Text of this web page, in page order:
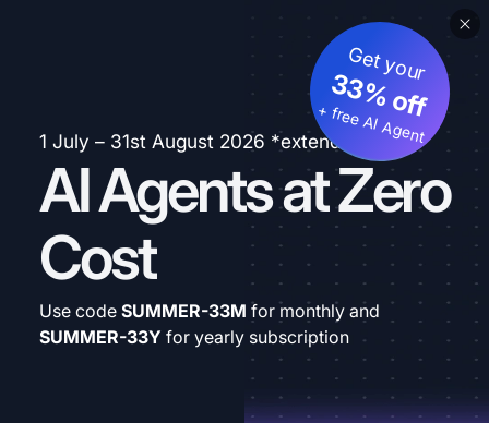
1 July – 31st August 2026 *extended
AI Agents at Zero
Cost
Get your
33% off
+ free AI Agent
Use code SUMMER-33M for monthly and
SUMMER-33Y for yearly subscription